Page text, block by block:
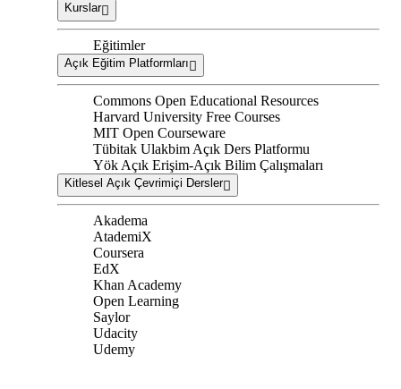
Kurslar
Eğitimler
Açık Eğitim Platformları
Commons Open Educational Resources
Harvard University Free Courses
MIT Open Courseware
Tübitak Ulakbim Açık Ders Platformu
Yök Açık Erişim-Açık Bilim Çalışmaları
Kitlesel Açık Çevrimiçi Dersler
Akadema
AtademiX
Coursera
EdX
Khan Academy
Open Learning
Saylor
Udacity
Udemy